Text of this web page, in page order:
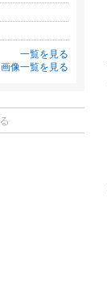
一覧を見る
画像一覧を見る